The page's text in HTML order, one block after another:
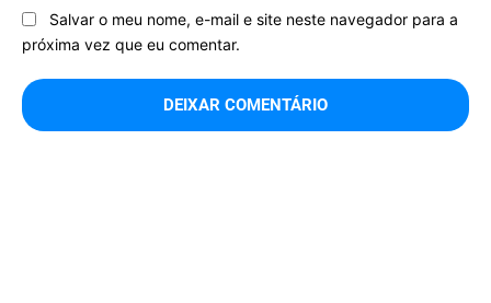
Salvar o meu nome, e-mail e site neste navegador para a
próxima vez que eu comentar.